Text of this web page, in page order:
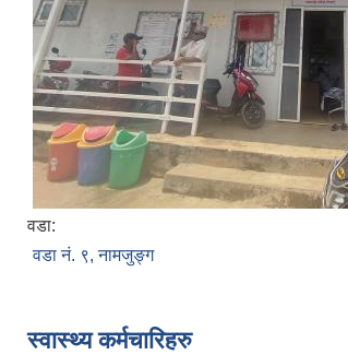
वडा:
वडा नं. ९, नामजुङ्ग
स्वास्थ्य कर्मचारिहरु